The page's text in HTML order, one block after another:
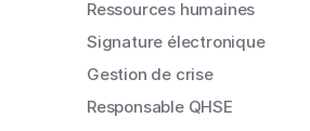
Ressources humaines
Signature électronique
Gestion de crise
Responsable QHSE